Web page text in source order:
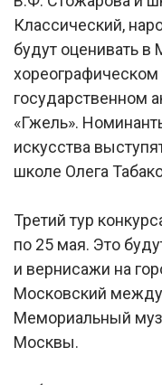
Классический,
будут оценивать в
государственном
«Гжель».
искусства
школе Олега
Третий тур
по 25 мая. Это
и вернисажи на
Московский
Мемориальный
Москвы.